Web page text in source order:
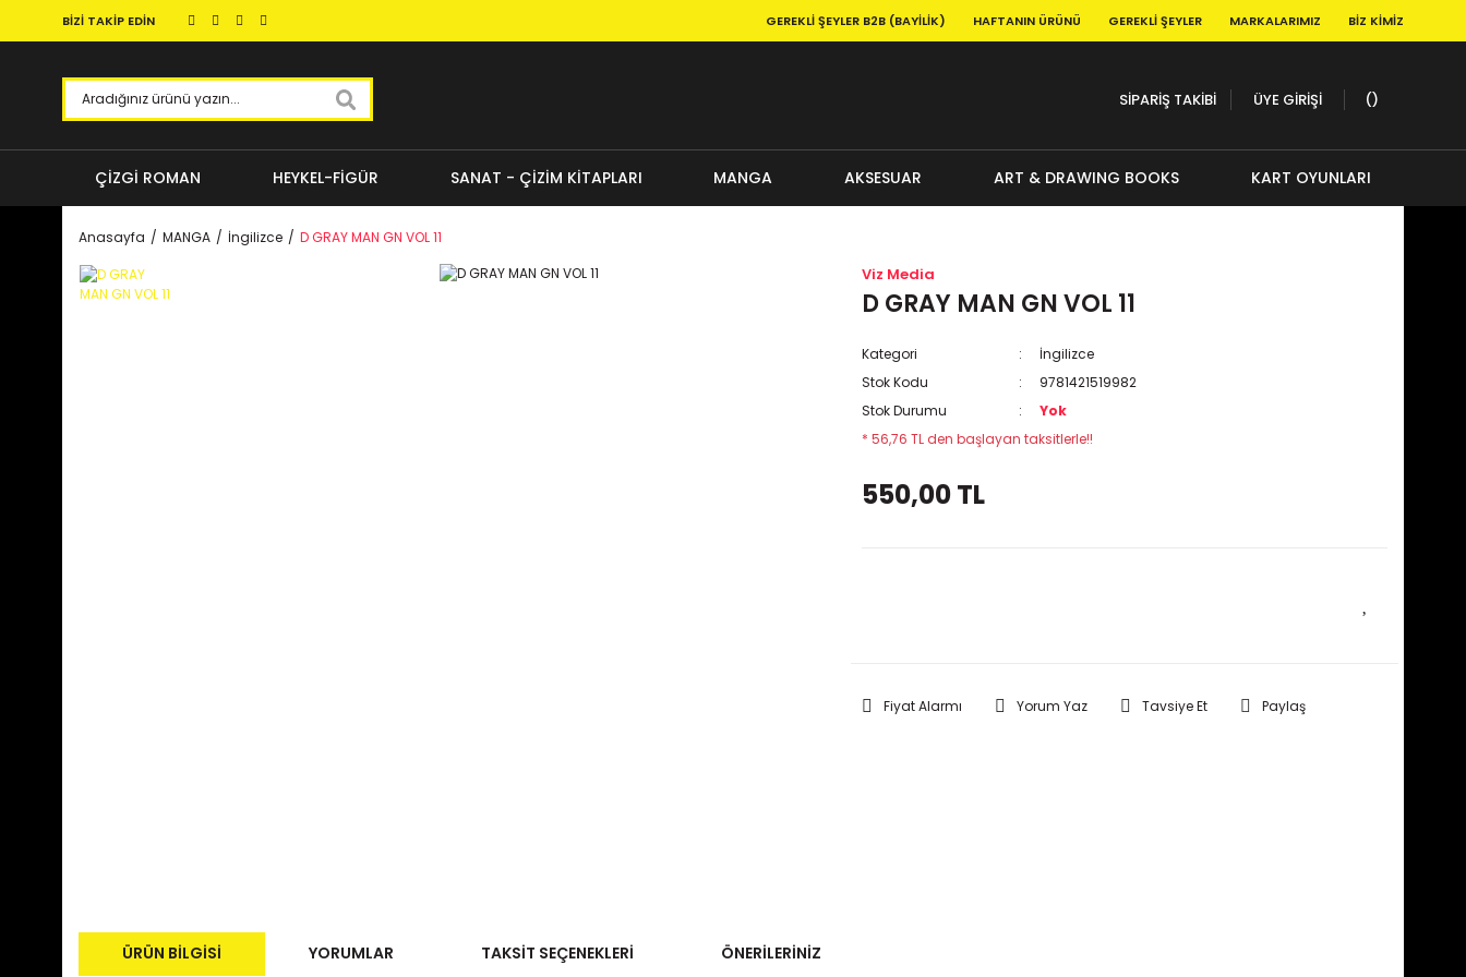
BİZİ TAKİP EDİN GEREKLI ŞEYLER B2B (BAYILIK) HAFTANIN ÜRÜNÜ GEREKLI ŞEYLER MARKALARIMIZ BIZ KIMIZ
SİPARİŞ TAKİBİ ÜYE GİRİŞİ
ÇİZGİ ROMAN HEYKEL-FİGÜR SANAT - ÇİZİM KİTAPLARI MANGA AKSESUAR ART & DRAWING BOOKS KART OYUNLARI
Anasayfa MANGA İngilizce D GRAY MAN GN VOL 11
Viz Media
D GRAY MAN GN VOL 11
Kategori
İngilizce
Stok Kodu
9781421519982
Stok Durumu
Yok
* 56,76 TL den başlayan taksitlerle!!
550,00 TL
Fiyat Alarmı Yorum Yaz Tavsiye Et Paylaş
ÜRÜN BILGISI YORUMLAR TAKSIT SEÇENEKLERI ÖNERILERINIZ